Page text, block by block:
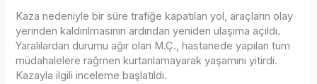
Kaza nedeniyle bir süre trafiğe kapatılan yol, araçların olay
yerinden kaldırılmasının ardından yeniden ulaşıma açıldı.
Yaralılardan durumu ağır olan M.Ç., hastanede yapılan tüm
müdahalelere rağmen kurtarılamayarak yaşamını yitirdi.
Kazayla ilgili inceleme başlatıldı.